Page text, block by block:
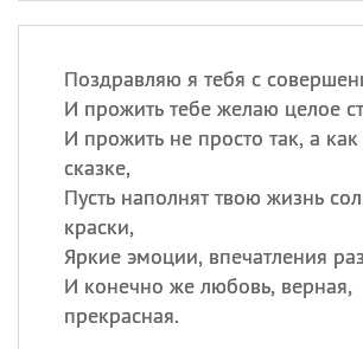
Поздравляю я тебя с
И прожить тебе желаю целое
И прожить не просто так, а как
сказке,
Пусть наполнят твою жизнь
краски,
Яркие эмоции, впечатления
И конечно же любовь, верная,
прекрасная.